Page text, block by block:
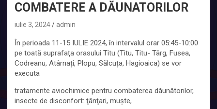
COMBATERE A DĂUNATORILOR
iulie 3, 2024 admin
În perioada 11-15 IULIE 2024, în intervalul orar 05:45-10:00
pe toată suprafaţa orasului Titu (Titu, Titu- Târg, Fusea,
Codreanu, Atârnați, Plopu, Sălcuța, Hagioaica) se vor
executa
tratamente aviochimice pentru combaterea dăunătorilor,
insecte de disconfort: ţânţari, muşte,